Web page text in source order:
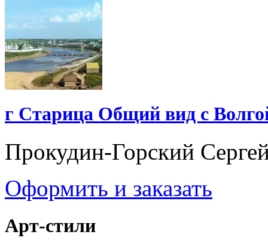
г Старица Общий вид с
Прокудин-Горский
Оформить и заказать
Арт-стили